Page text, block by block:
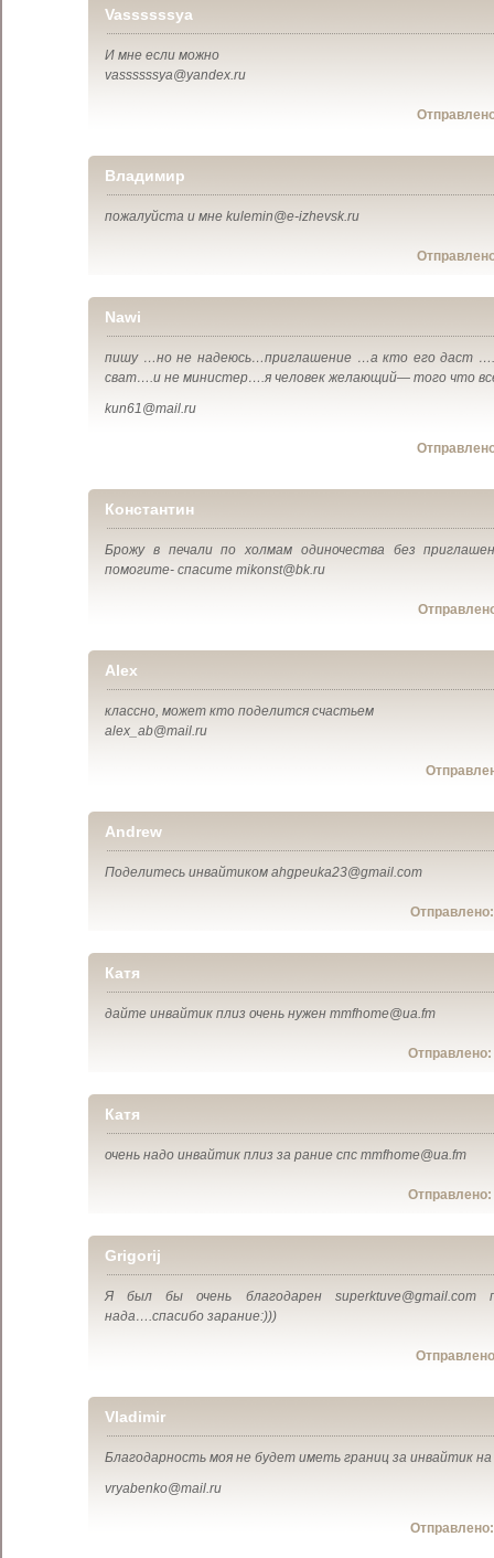
Vassssssya
И мне если можно
vassssssya@yandex.ru
Владимир
пожалуйста и мне kulemin@e-izhevsk.ru
Nawi
пишу …но не надеюсь…приглашение …а кто его даст
сват….и не министер….я человек желающий— того что
kun61@mail.ru
Константин
Брожу в печали по холмам одиночества без
помогите- спасите mikonst@bk.ru
Alex
классно, может кто поделится счастьем
alex_ab@mail.ru
Andrew
Поделитесь инвайтиком ahgpeuka23@gmail.com
Катя
дайте инвайтик плиз очень нужен mmfhome@ua.fm
Отправлено:
Катя
очень надо инвайтик плиз за рание спс mmfhome@ua.fm
Отправлено:
Grigorij
Я был бы очень благодарен superktuve@gmail.com
нада….спасибо зарание:)))
Vladimir
Благодарность моя не будет иметь границ за инвайтик
vryabenko@mail.ru